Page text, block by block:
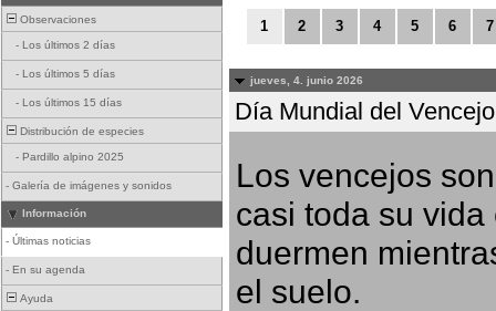
Observaciones
- Los últimos 2 días
- Los últimos 5 días
- Los últimos 15 días
Distribución de especies
- Pardillo alpino 2025
- Galería de imágenes y sonidos
Información
- Últimas noticias
- En su agenda
Ayuda
1 2 3 4 5 6 7
jueves, 4. junio 2026
Día Mundial del
Los vencejos
casi toda su
duermen
el suelo.